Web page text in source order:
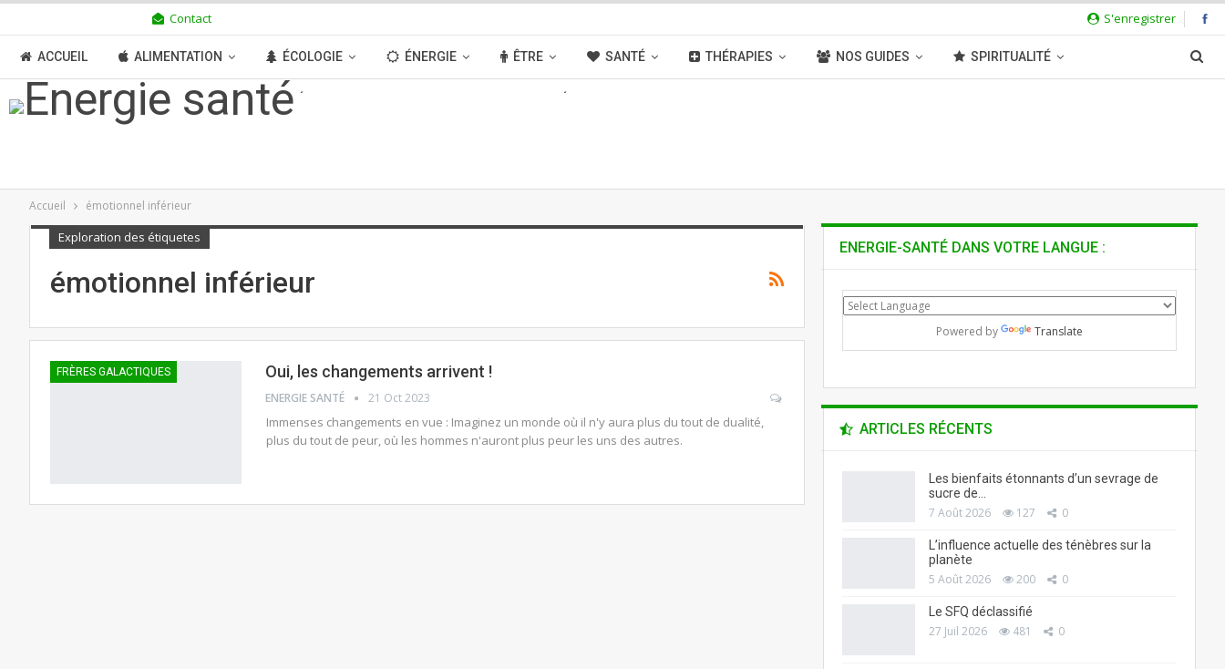
S'enregistrer
Contact
ACCUEIL ALIMENTATION ÉCOLOGIE ÉNERGIE ÊTRE SANTÉ THÉRAPIES NOS GUIDES SPIRITUALITÉ
TRANSITION BOUTIQUE MÉDIAS
Accueil émotionnel inférieur
Exploration des étiquetes
émotionnel inférieur
FRÈRES GALACTIQUES Oui, les changements arrivent !
ENERGIE SANTÉ 21 Oct 2023
Immenses changements en vue : Imaginez un monde où il n'y aura plus du tout de dualité,
plus du tout de peur, où les hommes n'auront plus peur les uns des autres.
ENERGIE-SANTÉ DANS VOTRE LANGUE :
Powered by Translate
ARTICLES RÉCENTS
Les bienfaits étonnants d’un sevrage de
sucre de…
7 Août 2026 127 0
L’influence actuelle des ténèbres sur la
planète
5 Août 2026 200 0
Le SFQ déclassifié
27 Juil 2026 481 0